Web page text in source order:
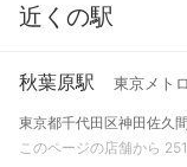
近くの駅
秋葉原駅 東京メト
東京都千代田区神田佐久
このページの店舗から